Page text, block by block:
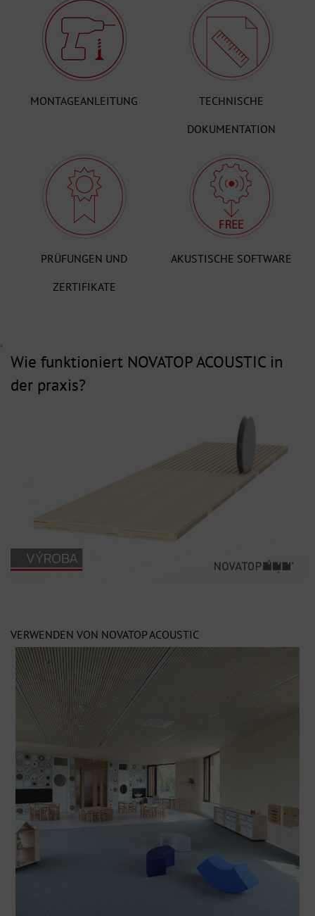
MONTAGEANLEITUNG
TECHNISCHE
DOKUMENTATION
PRÜFUNGEN UND
ZERTIFIKATE
AKUSTISCHE SOFTWARE
>
Wie funktioniert NOVATOP ACOUSTIC in
der praxis?
VERWENDEN VON NOVATOP ACOUSTIC